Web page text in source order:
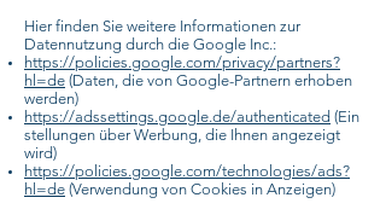
Hier finden Sie weitere Informationen zur
Datennutzung durch die Google Inc.:
https://policies.google.com/privacy/partners?
hl=de (Daten, die von Google-Partnern erhoben
werden)
https://adssettings.google.de/authenticated (Ein
stellungen über Werbung, die Ihnen angezeigt
wird)
https://policies.google.com/technologies/ads?
hl=de (Verwendung von Cookies in Anzeigen)